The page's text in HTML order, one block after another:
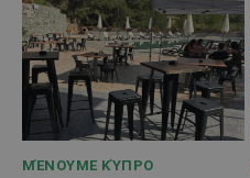
ΜΈΝΟΥΜΕ ΚΎΠΡΟ